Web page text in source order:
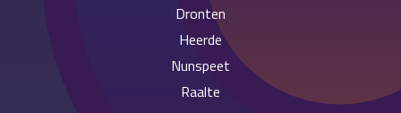
Dronten
Heerde
Nunspeet
Raalte